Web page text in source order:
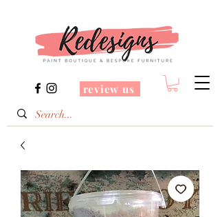
review us